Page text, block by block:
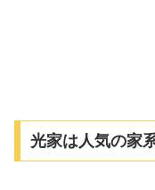
光家は人気の家